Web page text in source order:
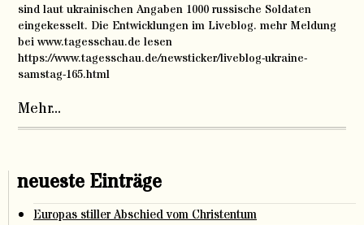
sind laut ukrainischen Angaben 1000 russische Soldaten
eingekesselt. Die Entwicklungen im Liveblog. mehr Meldung
bei www.tagesschau.de lesen
https://www.tagesschau.de/newsticker/liveblog-ukraine-
samstag-165.html
Mehr...
neueste Einträge
Europas stiller Abschied vom Christentum